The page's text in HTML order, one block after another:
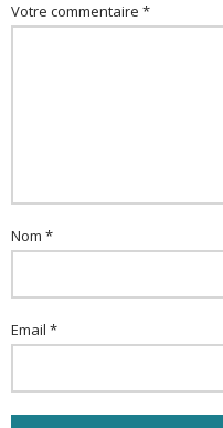
Votre commentaire *
Nom *
Email *